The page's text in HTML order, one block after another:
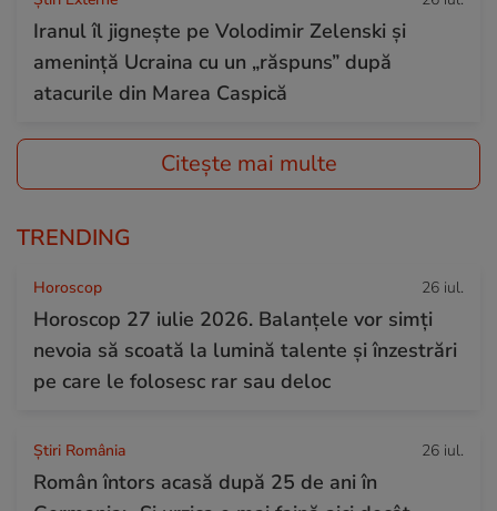
Iranul îl jignește pe Volodimir Zelenski și
amenință Ucraina cu un „răspuns” după
atacurile din Marea Caspică
Citește mai multe
TRENDING
Horoscop 26 iul.
Horoscop 27 iulie 2026. Balanțele vor simți
nevoia să scoată la lumină talente și înzestrări
pe care le folosesc rar sau deloc
Știri România 26 iul.
Român întors acasă după 25 de ani în